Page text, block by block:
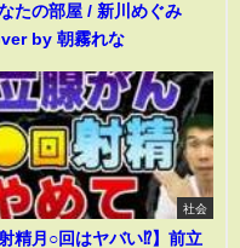
たの部屋 / 新川めぐみ
by 朝霧れな
社会
射精月○回はヤバい⁉︎】前立